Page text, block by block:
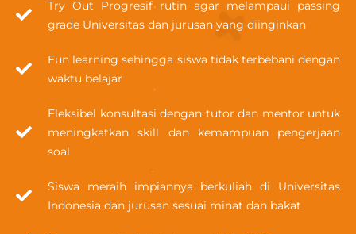
Try Out Progresif rutin agar melampaui passing
grade Universitas dan jurusan yang diinginkan
Fun learning sehingga siswa tidak terbebani dengan
waktu belajar
Fleksibel konsultasi dengan tutor dan mentor untuk
meningkatkan skill dan kemampuan pengerjaan
soal
Siswa meraih impiannya berkuliah di Universitas
Indonesia dan jurusan sesuai minat dan bakat